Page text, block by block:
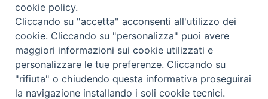
SEGUICI SU
Facebook
Instagram
X YouTube
Feed
Copyright © Arcidiocesi di Fermo
cookie policy.
Cliccando su "accetta" acconsenti all'utilizzo dei
cookie. Cliccando su "personalizza" puoi avere
maggiori informazioni sui cookie utilizzati e
personalizzare le tue preferenze. Cliccando su
"rifiuta" o chiudendo questa informativa proseguirai
la navigazione installando i soli cookie tecnici.